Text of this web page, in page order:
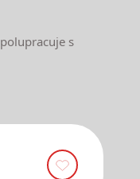
s